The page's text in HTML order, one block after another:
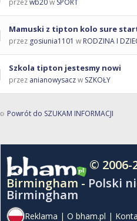
przezwb20w SPORT
Mamuski z tipton kolo sure
przez gosiunia1101 w RODZINA I
Szkola tipton jestesmy nowi
przez anianowysaczw SZKOŁY
Powrót do SZUKAM INFORMACJI
© 2006-
Birmingham - Polski
Birmingham
Reklama | O bham.pl |